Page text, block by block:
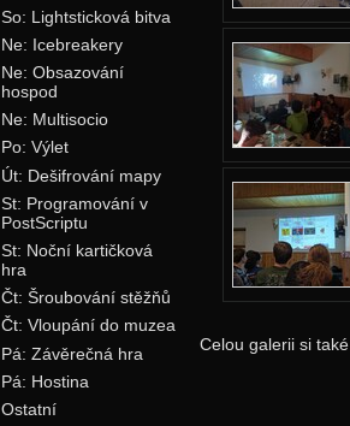
Celou galerii si
So: Lightsticková bitva
Ne: Icebreakery
Ne: Obsazování
hospod
Ne: Multisocio
Po: Výlet
Út: Dešifrování mapy
St: Programování v
PostScriptu
St: Noční kartičková
hra
Čt: Šroubování stěžňů
Čt: Vloupání do muzea
Pá: Závěrečná hra
Pá: Hostina
Ostatní